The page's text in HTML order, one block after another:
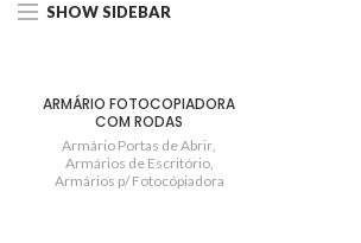
SHOW SIDEBAR
ARMÁRIO FOTOCOPIADORA
COM RODAS
Armário Portas de Abrir,
Armários de Escritório,
Armários p/ Fotocópiadora